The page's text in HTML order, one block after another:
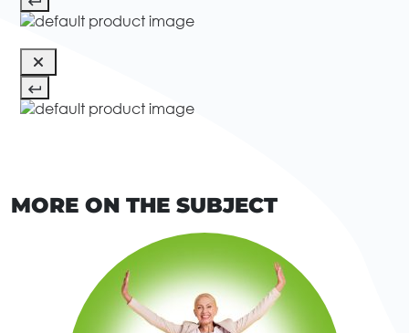
MORE ON THE SUBJECT